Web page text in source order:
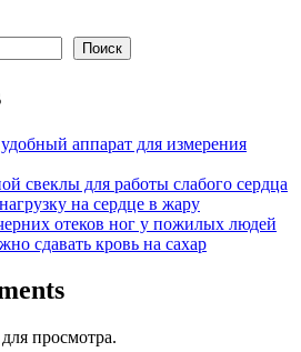
Поиск
аппарат для измерения
свеклы для работы слабого сердца
на сердце в жару
отеков ног у пожилых людей
сдавать кровь на сахар
просмотра.